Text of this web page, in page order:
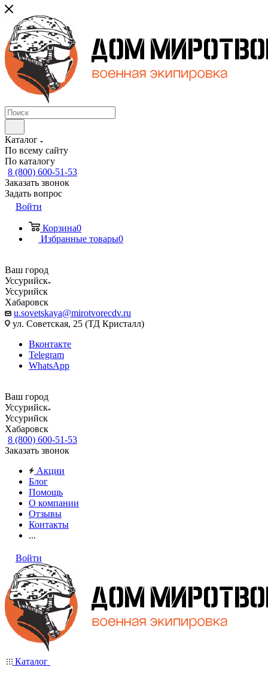
Каталог
По всему сайту
По каталогу
8 (800) 600-51-53
Заказать звонок
Задать вопрос
Войти
Корзина0
Избранные товары0
Ваш город
Уссурийск
Уссурийск
Хабаровск
u.sovetskaya@mirotvorecdv.ru
ул. Советская, 25 (ТД Кристалл)
Вконтакте
Telegram
WhatsApp
Ваш город
Уссурийск
Уссурийск
Хабаровск
8 (800) 600-51-53
Заказать звонок
Акции
Блог
Помощь
О компании
Отзывы
Контакты
...
Войти
Каталог